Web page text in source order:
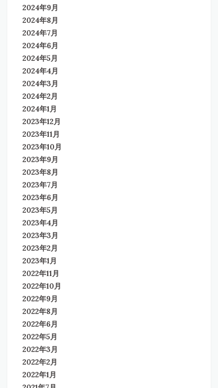
2024年9月
2024年8月
2024年7月
2024年6月
2024年5月
2024年4月
2024年3月
2024年2月
2024年1月
2023年12月
2023年11月
2023年10月
2023年9月
2023年8月
2023年7月
2023年6月
2023年5月
2023年4月
2023年3月
2023年2月
2023年1月
2022年11月
2022年10月
2022年9月
2022年8月
2022年6月
2022年5月
2022年3月
2022年2月
2022年1月